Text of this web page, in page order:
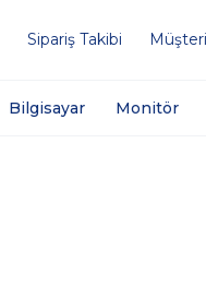
Sipariş Takibi
Bilgisayar Monitör